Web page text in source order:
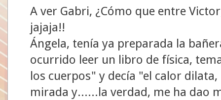
A ver Gabri, ¿Cómo que entre
jajaja!!
Ángela, tenía ya preparada la
ocurrido leer un libro de física,
los cuerpos" y decía "el calor
mirada y......la verdad, me ha dao